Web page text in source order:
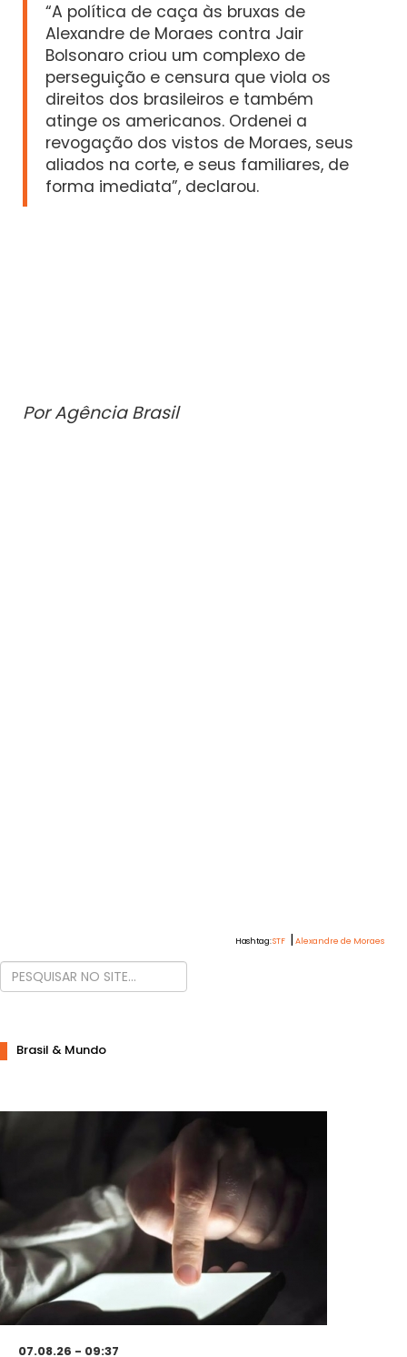
“A política de caça às bruxas de
Alexandre de Moraes contra Jair
Bolsonaro criou um complexo de
perseguição e censura que viola os
direitos dos brasileiros e também
atinge os americanos. Ordenei a
revogação dos vistos de Moraes, seus
aliados na corte, e seus familiares, de
forma imediata”, declarou.
Por Agência Brasil
Hashtag:STF | Alexandre de Moraes
Brasil & Mundo
07.08.26 - 09:37